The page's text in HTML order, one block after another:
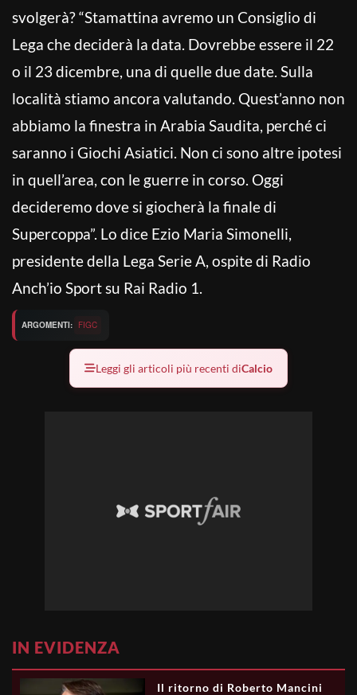
svolgerà? “Stamattina avremo un Consiglio di
Lega che deciderà la data. Dovrebbe essere il 22
o il 23 dicembre, una di quelle due date. Sulla
località stiamo ancora valutando. Quest’anno non
abbiamo la finestra in Arabia Saudita, perché ci
saranno i Giochi Asiatici. Non ci sono altre ipotesi
in quell’area, con le guerre in corso. Oggi
decideremo dove si giocherà la finale di
Supercoppa”. Lo dice Ezio Maria Simonelli,
presidente della Lega Serie A, ospite di Radio
Anch’io Sport su Rai Radio 1.
ARGOMENTI: FIGC
Leggi gli articoli più recenti diCalcio
IN EVIDENZA
Il ritorno di Roberto Mancini